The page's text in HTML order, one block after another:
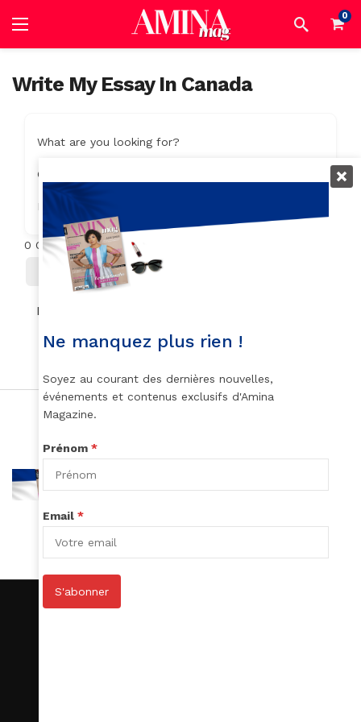
0
Write My Essay In Canada
What are you looking for?
Category
Location
0 Objets trouvés
Filter
No listings found.
Ne manquez plus rien !
Soyez au courant des dernières nouvelles,
événements et contenus exclusifs d'Amina
Magazine.
Prénom *
Email *
S'abonner